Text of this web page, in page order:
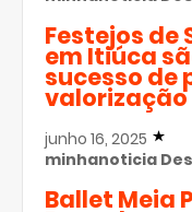
Festejos de
em Itiúca
sucesso de
junho 16, 2025
minhanoticia
Ballet Meia